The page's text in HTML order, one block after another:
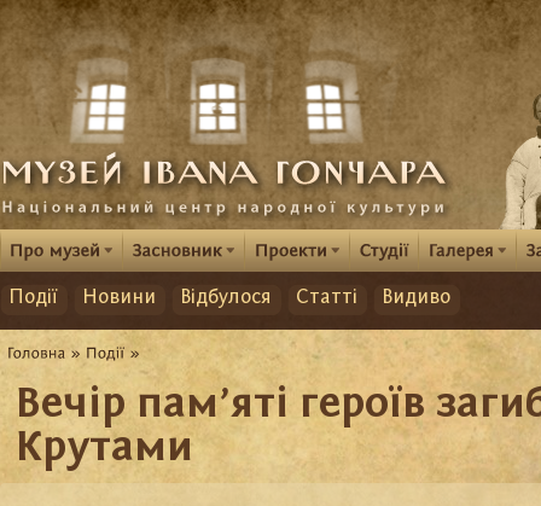
Події Новини Відбулося Статті Видиво
Вечір пам’яті героїв
Крутами